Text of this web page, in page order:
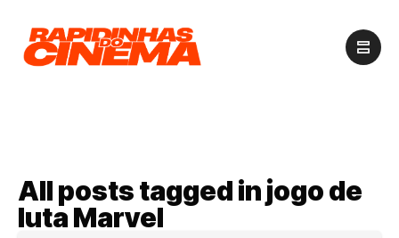
All posts tagged in jogo de
luta Marvel